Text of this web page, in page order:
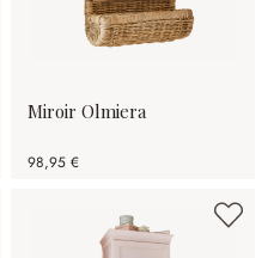
Miroir Olmiera
98,95 €